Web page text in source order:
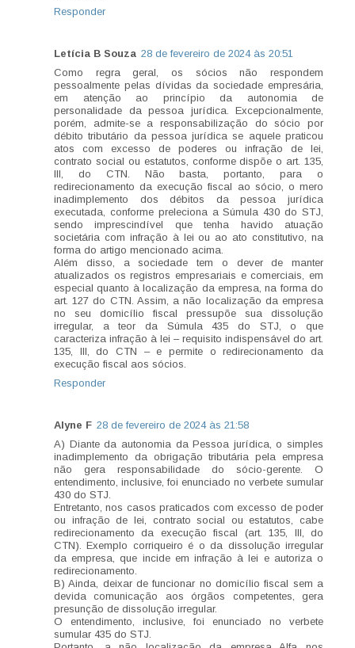
Responder
Letícia B Souza 28 de fevereiro de 2024 às 20:51
Como regra geral, os sócios não respondem
pessoalmente pelas dívidas da sociedade empresária,
em atenção ao princípio da autonomia de
personalidade da pessoa jurídica. Excepcionalmente,
porém, admite-se a responsabilização do sócio por
débito tributário da pessoa jurídica se aquele praticou
atos com excesso de poderes ou infração de lei,
contrato social ou estatutos, conforme dispõe o art. 135,
III, do CTN. Não basta, portanto, para o
redirecionamento da execução fiscal ao sócio, o mero
inadimplemento dos débitos da pessoa jurídica
executada, conforme preleciona a Súmula 430 do STJ,
sendo imprescindível que tenha havido atuação
societária com infração à lei ou ao ato constitutivo, na
forma do artigo mencionado acima.
Além disso, a sociedade tem o dever de manter
atualizados os registros empresariais e comerciais, em
especial quanto à localização da empresa, na forma do
art. 127 do CTN. Assim, a não localização da empresa
no seu domicílio fiscal pressupõe sua dissolução
irregular, a teor da Súmula 435 do STJ, o que
caracteriza infração à lei – requisito indispensável do art.
135, III, do CTN – e permite o redirecionamento da
execução fiscal aos sócios.
Responder
Alyne F 28 de fevereiro de 2024 às 21:58
A) Diante da autonomia da Pessoa jurídica, o simples
inadimplemento da obrigação tributária pela empresa
não gera responsabilidade do sócio-gerente. O
entendimento, inclusive, foi enunciado no verbete sumular
430 do STJ.
Entretanto, nos casos praticados com excesso de poder
ou infração de lei, contrato social ou estatutos, cabe
redirecionamento da execução fiscal (art. 135, III, do
CTN). Exemplo corriqueiro é o da dissolução irregular
da empresa, que incide em infração à lei e autoriza o
redirecionamento.
B) Ainda, deixar de funcionar no domicílio fiscal sem a
devida comunicação aos órgãos competentes, gera
presunção de dissolução irregular.
O entendimento, inclusive, foi enunciado no verbete
sumular 435 do STJ.